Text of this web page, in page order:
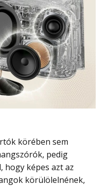
pedig
hogy képes azt az
körülölelnének,